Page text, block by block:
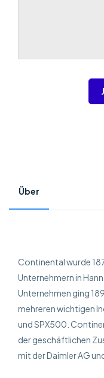
Über
Continental wurde
Unternehmern in
Unternehmen ging
mehreren wichtigen
und SPX500.
der geschäftlichen
mit der Daimler AG